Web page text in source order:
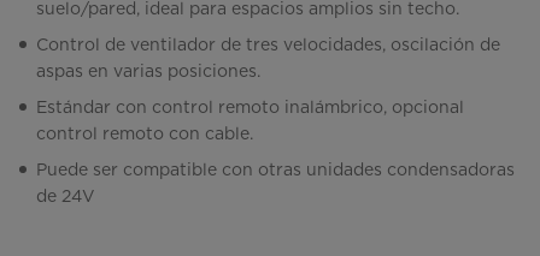
suelo/pared, ideal para espacios amplios sin techo.
Control de ventilador de tres velocidades, oscilación de
aspas en varias posiciones.
Estándar con control remoto inalámbrico, opcional
control remoto con cable.
Puede ser compatible con otras unidades condensadoras
de 24V